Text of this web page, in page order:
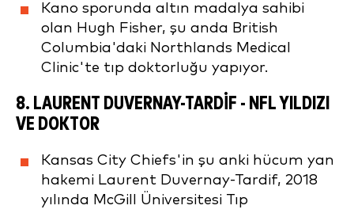
Kano sporunda altın madalya sahibi
olan Hugh Fisher, şu anda British
Columbia'daki Northlands Medical
Clinic'te tıp doktorluğu yapıyor.
8. LAURENT DUVERNAY-TARDIF - NFL YILDIZI
VE DOKTOR
Kansas City Chiefs'in şu anki hücum yan
hakemi Laurent Duvernay-Tardif, 2018
yılında McGill Üniversitesi Tıp